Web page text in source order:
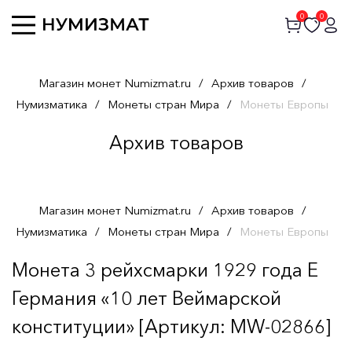
0 0
Магазин монет Numizmat.ru / Архив товаров /
Нумизматика / Монеты стран Мира / Монеты Европы
Архив товаров
Магазин монет Numizmat.ru / Архив товаров /
Нумизматика / Монеты стран Мира / Монеты Европы
Монета 3 рейхсмарки 1929 года E
Германия «10 лет Веймарской
конституции» [Артикул: MW-02866]